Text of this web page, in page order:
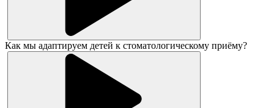
Как мы адаптируем детей к стоматологическому приёму?